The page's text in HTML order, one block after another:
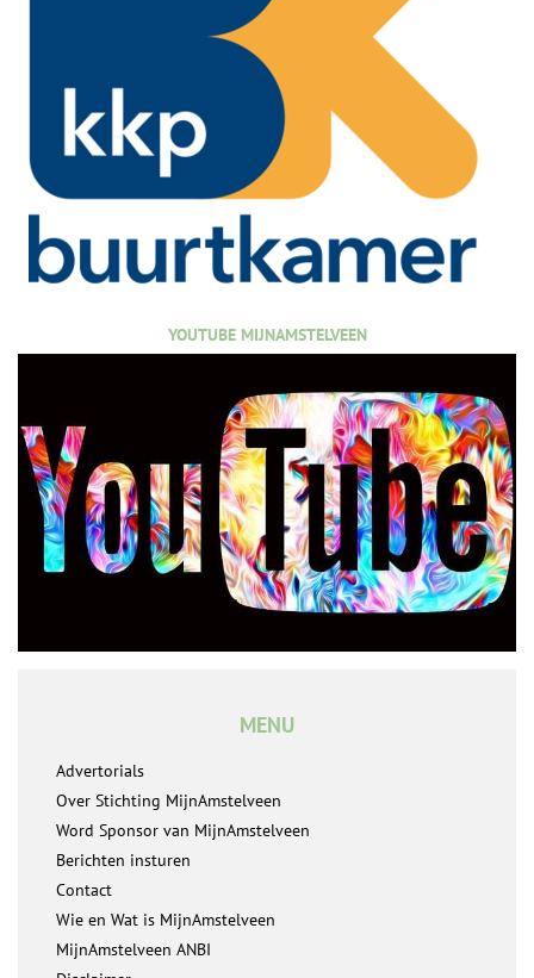
YOUTUBE MIJNAMSTELVEEN
MENU
Advertorials
Over Stichting MijnAmstelveen
Word Sponsor van MijnAmstelveen
Berichten insturen
Contact
Wie en Wat is MijnAmstelveen
MijnAmstelveen ANBI